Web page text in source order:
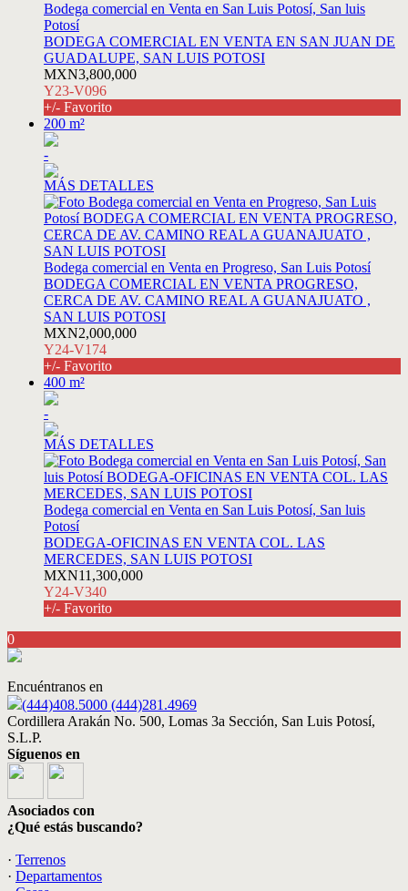
Bodega comercial en Venta en San Luis Potosí, San luis
Potosí
BODEGA COMERCIAL EN VENTA EN SAN JUAN DE
GUADALUPE, SAN LUIS POTOSI
MXN3,800,000
Y23-V096
+/- Favorito
200 m²
-
MÁS DETALLES
Bodega comercial en Venta en Progreso, San Luis Potosí
BODEGA COMERCIAL EN VENTA PROGRESO,
CERCA DE AV. CAMINO REAL A GUANAJUATO ,
SAN LUIS POTOSI
MXN2,000,000
Y24-V174
+/- Favorito
400 m²
-
MÁS DETALLES
Bodega comercial en Venta en San Luis Potosí, San luis
Potosí
BODEGA-OFICINAS EN VENTA COL. LAS
MERCEDES, SAN LUIS POTOSI
MXN11,300,000
Y24-V340
+/- Favorito
0
Encuéntranos en
(444)408.5000 (444)281.4969
Cordillera Arakán No. 500, Lomas 3a Sección, San Luis Potosí,
S.L.P.
Síguenos en
Asociados con
¿Qué estás buscando?
· Terrenos
· Departamentos